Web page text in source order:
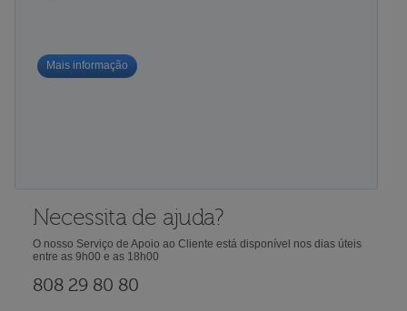
Mais informação
Necessita de ajuda?
O nosso Serviço de Apoio ao Cliente está disponível nos dias úteis
entre as 9h00 e as 18h00
808 29 80 80